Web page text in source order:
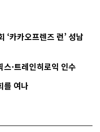
‘카카오프렌즈 런’ 성남
·트레인히로익 인수
를 여나